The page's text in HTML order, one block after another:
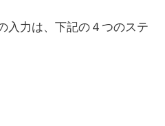
入力は、下記の４つのステ